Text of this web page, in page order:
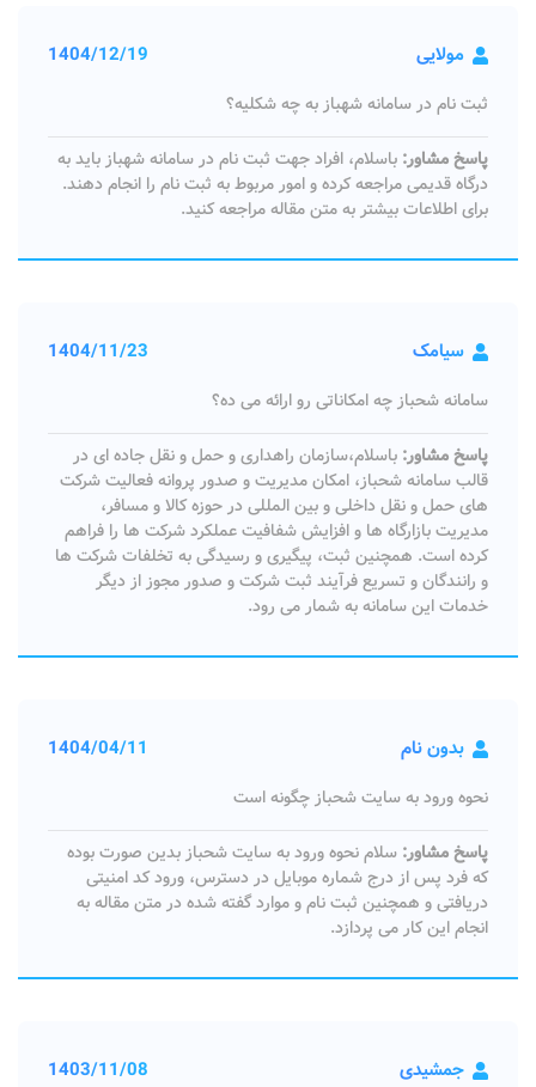
مولایی 1404/12/19
ثبت نام در سامانه شهباز به چه شکلیه؟
پاسخ مشاور: باسلام، افراد جهت ثبت نام در سامانه شهباز باید به
درگاه قدیمی مراجعه کرده و امور مربوط به ثبت نام را انجام دهند.
برای اطلاعات بیشتر به متن مقاله مراجعه کنید.
سیامک 1404/11/23
سامانه شحباز چه امکاناتی رو ارائه می ده؟
پاسخ مشاور: باسلام،سازمان راهداری و حمل و نقل جاده ای در
قالب سامانه شحباز، امکان مدیریت و صدور پروانه فعالیت شرکت
های حمل و نقل داخلی و بین المللی در حوزه کالا و مسافر،
مدیریت بازارگاه ها و افزایش شفافیت عملکرد شرکت ها را فراهم
کرده است. همچنین ثبت، پیگیری و رسیدگی به تخلفات شرکت ها
و رانندگان و تسریع فرآیند ثبت شرکت و صدور مجوز از دیگر
خدمات این سامانه به شمار می رود.
بدون نام 1404/04/11
نحوه ورود به سایت شحباز چگونه است
پاسخ مشاور: سلام نحوه ورود به سایت شحباز بدین صورت بوده
که فرد پس از درج شماره موبایل در دسترس، ورود کد امنیتی
دریافتی و همچنین ثبت نام و موارد گفته شده در متن مقاله به
انجام این کار می پردازد.
جمشیدی 1403/11/08